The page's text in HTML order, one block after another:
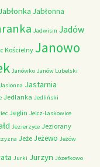
Jabłonna
Jadwisin Jadów
Kościelny Janowo
Janówko Janów Lubelski
Jasionna Jastarnia
Jedlanka Jedliński
Jeglin Jelcz-Laskowice
Jezierzyce Jeziorany
Jeże Jeżewo Jeżów
Jurki Jurzyn Józefkowo